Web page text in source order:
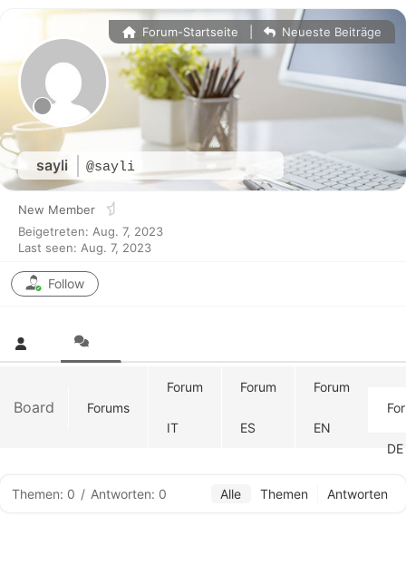
sayli @sayli
Forum-Startseite Neueste Beiträge
New Member
Beigetreten: Aug. 7, 2023
Last seen: Aug. 7, 2023
Follow
Board Forums
Forum
IT
Forum
ES
Forum
EN
DE
Themen: 0 / Antworten: 0 Alle Themen Antworten